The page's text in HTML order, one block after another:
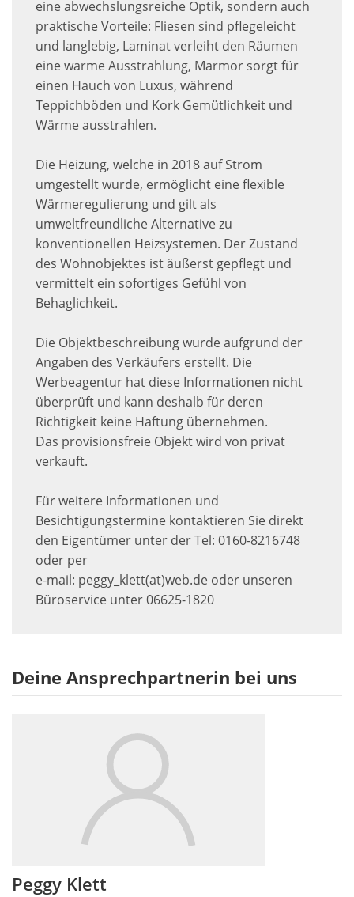
eine abwechslungsreiche Optik, sondern auch
praktische Vorteile: Fliesen sind pflegeleicht
und langlebig, Laminat verleiht den Räumen
eine warme Ausstrahlung, Marmor sorgt für
einen Hauch von Luxus, während
Teppichböden und Kork Gemütlichkeit und
Wärme ausstrahlen.
Die Heizung, welche in 2018 auf Strom
umgestellt wurde, ermöglicht eine flexible
Wärmeregulierung und gilt als
umweltfreundliche Alternative zu
konventionellen Heizsystemen. Der Zustand
des Wohnobjektes ist äußerst gepflegt und
vermittelt ein sofortiges Gefühl von
Behaglichkeit.
Die Objektbeschreibung wurde aufgrund der
Angaben des Verkäufers erstellt. Die
Werbeagentur hat diese Informationen nicht
überprüft und kann deshalb für deren
Richtigkeit keine Haftung übernehmen.
Das provisionsfreie Objekt wird von privat
verkauft.
Für weitere Informationen und
Besichtigungstermine kontaktieren Sie direkt
den Eigentümer unter der Tel: 0160-8216748
oder per
e-mail: peggy_klett(at)web.de oder unseren
Büroservice unter 06625-1820
Deine Ansprechpartnerin bei uns
Peggy Klett